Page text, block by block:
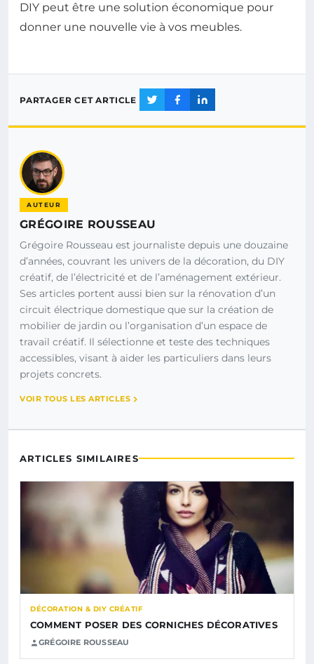
DIY peut être une solution économique pour
donner une nouvelle vie à vos meubles.
PARTAGER CET ARTICLE
AUTEUR
GRÉGOIRE ROUSSEAU
Grégoire Rousseau est journaliste depuis une douzaine
d’années, couvrant les univers de la décoration, du DIY
créatif, de l’électricité et de l’aménagement extérieur.
Ses articles portent aussi bien sur la rénovation d’un
circuit électrique domestique que sur la création de
mobilier de jardin ou l’organisation d’un espace de
travail créatif. Il sélectionne et teste des techniques
accessibles, visant à aider les particuliers dans leurs
projets concrets.
VOIR TOUS LES ARTICLES
ARTICLES SIMILAIRES
DÉCORATION & DIY CRÉATIF
COMMENT POSER DES CORNICHES DÉCORATIVES
GRÉGOIRE ROUSSEAU